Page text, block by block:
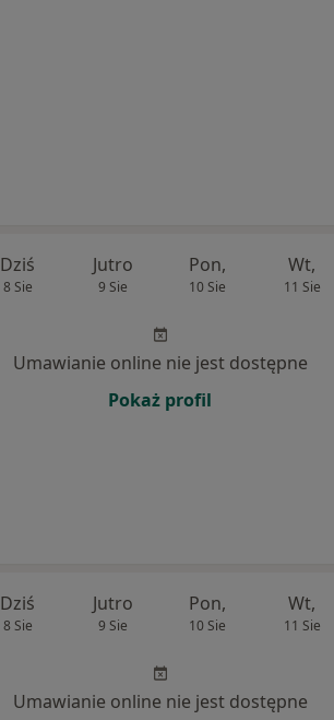
Dziś
8 Sie
Jutro
9 Sie
Pon,
10 Sie
Wt,
11 Sie
Umawianie online nie jest dostępne
Pokaż profil
Dziś
8 Sie
Jutro
9 Sie
Pon,
10 Sie
Wt,
11 Sie
Umawianie online nie jest dostępne